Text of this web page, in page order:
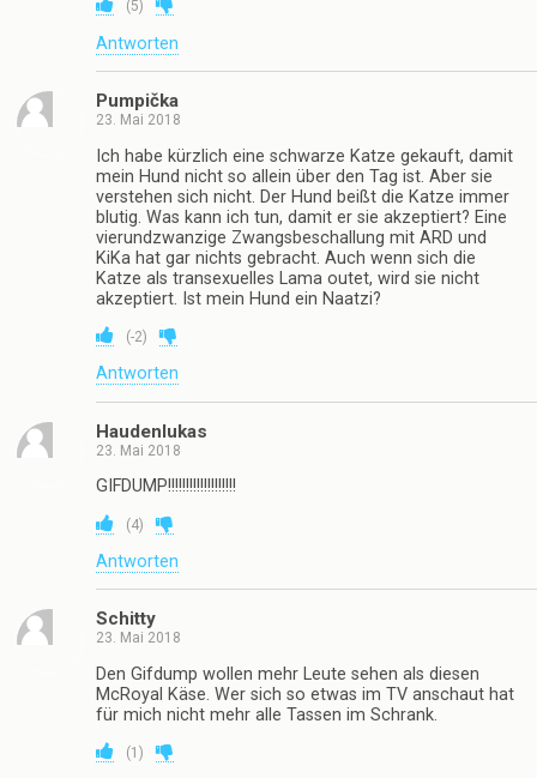
(5)
Antworten
Pumpička
23. Mai 2018
Ich habe kürzlich eine schwarze Katze gekauft, damit
mein Hund nicht so allein über den Tag ist. Aber sie
verstehen sich nicht. Der Hund beißt die Katze immer
blutig. Was kann ich tun, damit er sie akzeptiert? Eine
vierundzwanzige Zwangsbeschallung mit ARD und
KiKa hat gar nichts gebracht. Auch wenn sich die
Katze als transexuelles Lama outet, wird sie nicht
akzeptiert. Ist mein Hund ein Naatzi?
(-2)
Antworten
Haudenlukas
23. Mai 2018
GIFDUMP!!!!!!!!!!!!!!!!!!!
(4)
Antworten
Schitty
23. Mai 2018
Den Gifdump wollen mehr Leute sehen als diesen
McRoyal Käse. Wer sich so etwas im TV anschaut hat
für mich nicht mehr alle Tassen im Schrank.
(1 )